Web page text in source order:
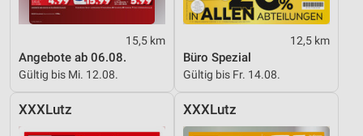
15,5 km
Angebote ab 06.08.
Gültig bis Mi. 12.08.
12,5 km
Büro Spezial
Gültig bis Fr. 14.08.
XXXLutz XXXLutz
Erstellung von Profilen zur Personalisierung
Verwendung von Profilen zur Auswahl
personalisierter Inhalte
Messung der Werbeleistung